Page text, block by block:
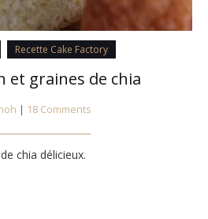
Recette Cake Factory
et graines de chia
| 18 Comments
chia délicieux.